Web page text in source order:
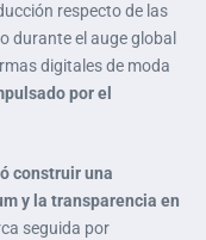
respecto de las
durante el auge global
digitales de moda
por el
construir una
y la transparencia en
seguida por